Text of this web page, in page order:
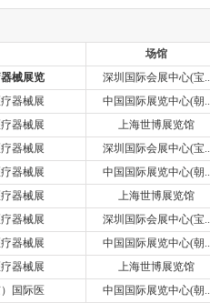
场馆
械展览
深圳国际会展中心(宝..
器械展
中国国际展览中心(朝..
器械展
上海世博展览馆
器械展
深圳国际会展中心(宝..
器械展
中国国际展览中心(朝..
器械展
上海世博展览馆
器械展
深圳国际会展中心(宝..
器械展
中国国际展览中心(朝..
器械展
上海世博展览馆
国际医
中国国际展览中心(朝..